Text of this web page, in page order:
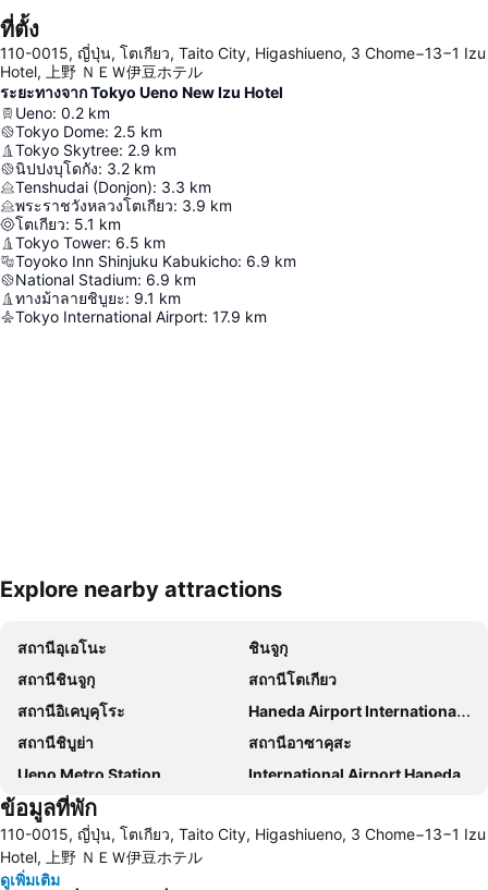
ที่ตั้ง
110-0015, ญี่ปุ่น, โตเกียว, Taito City, Higashiueno, 3 Chome−13−1 Izu
Hotel, 上野 ＮＥＷ伊豆ホテル
ระยะทางจาก Tokyo Ueno New Izu Hotel
Ueno: 0.2 km
Tokyo Dome: 2.5 km
Tokyo Skytree: 2.9 km
นิปปงบุโดกัง: 3.2 km
Tenshudai (Donjon): 3.3 km
พระราชวังหลวงโตเกียว: 3.9 km
โตเกียว: 5.1 km
Tokyo Tower: 6.5 km
Toyoko Inn Shinjuku Kabukicho: 6.9 km
National Stadium: 6.9 km
ทางม้าลายชิบูยะ: 9.1 km
Tokyo International Airport: 17.9 km
Explore nearby attractions
สถานีอุเอโนะ
ชินจูกุ
สถานีชินจูกุ
สถานีโตเกียว
สถานีอิเคบุคุโระ
Haneda Airport International Terminal Station
สถานีชิบูย่า
สถานีอาซาคุสะ
Ueno Metro Station
International Airport Haneda
สถานีกินซ่า
อุเอะโนะ
สถานีชินนากาว่า
Kamata Station
ข้อมูลที่พัก
110-0015, ญี่ปุ่น, โตเกียว, Taito City, Higashiueno, 3 Chome−13−1 Izu
Hotel, 上野 ＮＥＷ伊豆ホテル
ดูเพิ่มเติม